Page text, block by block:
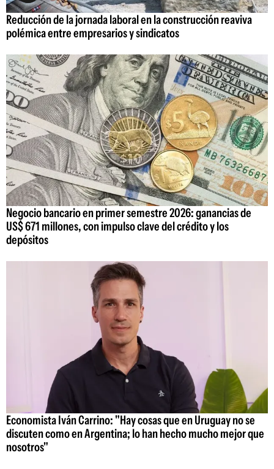
Reducción de la jornada laboral en la construcción reaviva
polémica entre empresarios y sindicatos
Negocio bancario en primer semestre 2026: ganancias de
US$ 671 millones, con impulso clave del crédito y los
depósitos
Economista Iván Carrino: "Hay cosas que en Uruguay no se
discuten como en Argentina; lo han hecho mucho mejor que
nosotros"